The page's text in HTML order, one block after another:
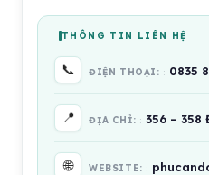
THÔNG TIN LIÊN HỆ
📞 ĐIỆN THOẠI: 0835
📍 ĐỊA CHỈ: 356 –
🌐 WEBSITE: